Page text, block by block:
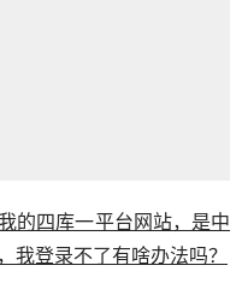
的四库一平台网站，是中
我登录不了有啥办法吗？